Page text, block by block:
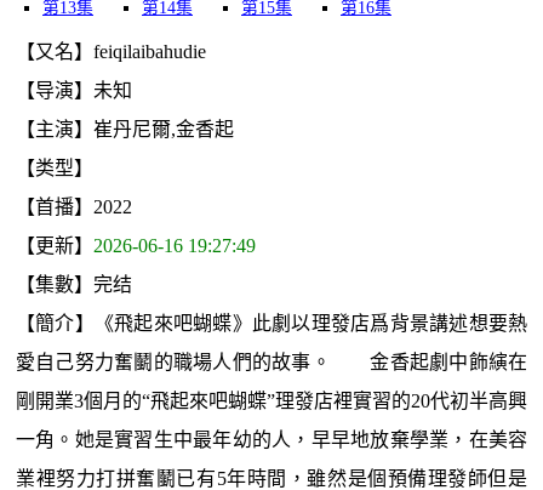
第13集
第14集 第15集 第16集
【又名】feiqilaibahudie
【导演】未知
【主演】崔丹尼爾,金香起
【类型】
【首播】2022
【更新】 2026-06-16 19:27:49
【集數】完结
【簡介】《飛起來吧蝴蝶》此劇以理發店爲背景講述想要熱
愛自己努力奮鬭的職場人們的故事。 金香起劇中飾縯在
剛開業3個月的“飛起來吧蝴蝶”理發店裡實習的20代初半高興
一角。她是實習生中最年幼的人，早早地放棄學業，在美容
業裡努力打拼奮鬭已有5年時間，雖然是個預備理發師但是